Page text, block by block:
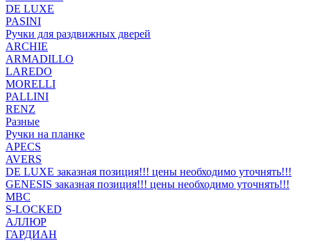
DE LUXE
PASINI
Ручки для раздвижных дверей
ARCHIE
ARMADILLO
LAREDO
MORELLI
PALLINI
RENZ
Разные
Ручки на планке
APECS
AVERS
DE LUXE заказная позиция!!! цены необходимо уточнять!!!
GENESIS заказная позиция!!! цены необходимо уточнять!!!
MBC
S-LOCKED
АЛЛЮР
ГАРДИАН